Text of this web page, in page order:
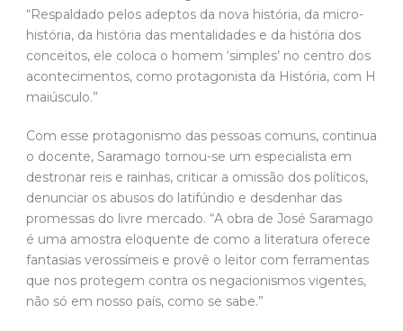
“Respaldado pelos adeptos da nova história, da micro-
história, da história das mentalidades e da história dos
conceitos, ele coloca o homem ‘simples’ no centro dos
acontecimentos, como protagonista da História, com H
maiúsculo.”
Com esse protagonismo das pessoas comuns, continua
o docente, Saramago tornou-se um especialista em
destronar reis e rainhas, criticar a omissão dos políticos,
denunciar os abusos do latifúndio e desdenhar das
promessas do livre mercado. “A obra de José Saramago
é uma amostra eloquente de como a literatura oferece
fantasias verossímeis e provê o leitor com ferramentas
que nos protegem contra os negacionismos vigentes,
não só em nosso país, como se sabe.”